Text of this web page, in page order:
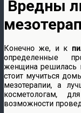
Вредны
Конечно же, и к
определенные
женщина решилась
стоит мучиться
мезотерапии, а
косметологам,
возможности